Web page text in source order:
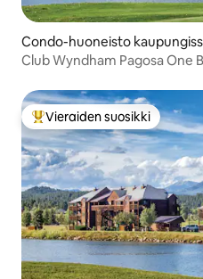
Condo-huoneisto
s
Club Wyndham Pagosa One
Vieraiden suosikkien
Vieraiden suosikki